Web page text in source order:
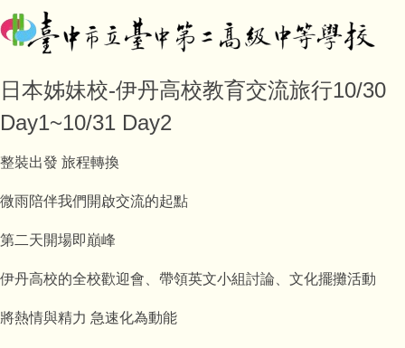
日本姊妹校-伊丹高校教育交流旅行10/30
Day1~10/31 Day2
整裝出發 旅程轉換
微雨陪伴我們開啟交流的起點
第二天開場即巔峰
伊丹高校的全校歡迎會、帶領英文小組討論、文化擺攤活動
將熱情與精力 急速化為動能